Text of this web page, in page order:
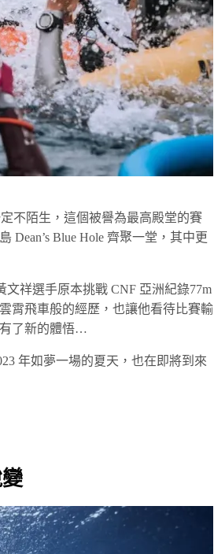
不陌生，這個被譽為最高殿堂的賽
Blue Hole 齊聚一堂，其中更
文祥選手原本挑戰 CNF 亞洲紀錄77m
霄飛車般的經歷，也讓他看待比賽輸
了新的體悟…
年如夢一場的夏天，也在即將到來